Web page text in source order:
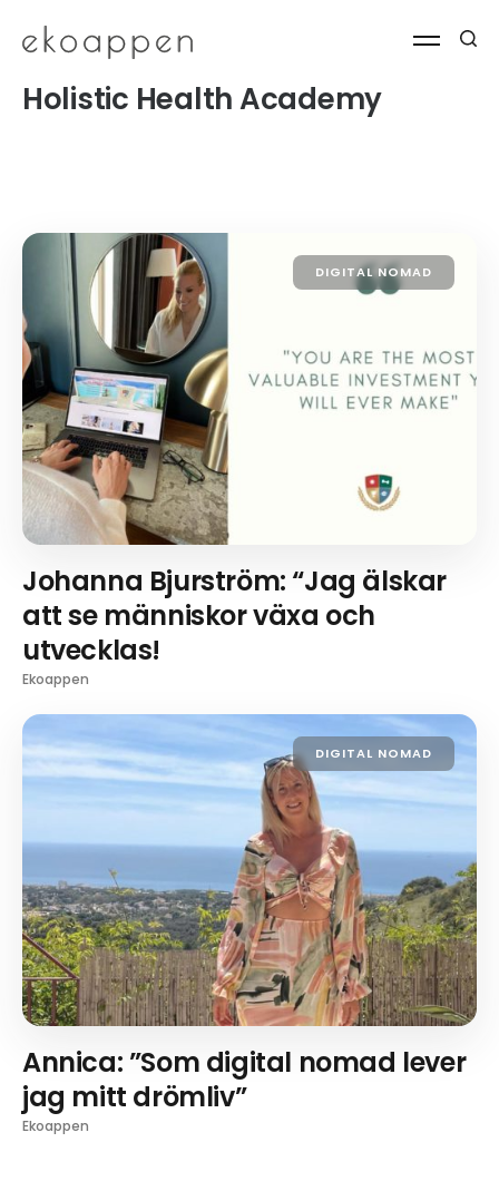
Holistic Health Academy
DIGITAL NOMAD
Johanna Bjurström: “Jag älskar
att se människor växa och
utvecklas!
Ekoappen
DIGITAL NOMAD
Annica: ”Som digital nomad lever
jag mitt drömliv”
Ekoappen